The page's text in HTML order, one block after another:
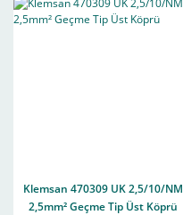
Klemsan 470309 UK 2,5/10/NM
2,5mm² Geçme Tip Üst Köprü